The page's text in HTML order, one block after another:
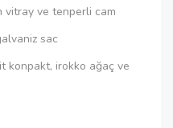
vitray ve tenperli cam
sac
konpakt, irokko ağaç ve